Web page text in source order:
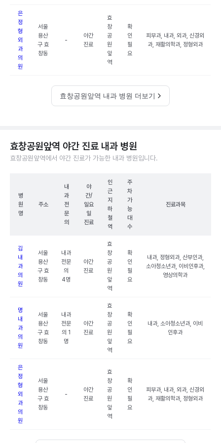
은
정
형
외
과
의
원
서울
용산
구 효
창동
-
야간
진료
효
창
공
원
앞
역
확
인
필
요
피부과, 내과, 외과, 신경외
과, 재활의학과, 정형외과
효창공원앞역 내과 병원 더보기
효창공원앞역 야간 진료 내과 병원
효창공원앞역에서 야간 진료가 가능한 내과 병원입니다.
병
원
명
주소
내
과
전
문
의
야
간/
일요
일
진료
인
근
지
하
철
역
주
차
가
능
대
수
진료과목
김
내
과
의
원
서울
용산
구 효
창동
내과
전문
의
4명
야간
진료
효
창
공
원
앞
역
확
인
필
요
내과, 정형외과, 산부인과,
소아청소년과, 이비인후과,
영상의학과
명
내
과
의
원
서울
용산
구 효
창동
내과
전문
의 1
명
야간
진료
효
창
공
원
앞
역
확
인
필
요
내과, 소아청소년과, 이비
인후과
은
정
형
외
과
의
원
서울
용산
구 효
창동
-
야간
진료
효
창
공
원
앞
역
확
인
필
요
피부과, 내과, 외과, 신경외
과, 재활의학과, 정형외과